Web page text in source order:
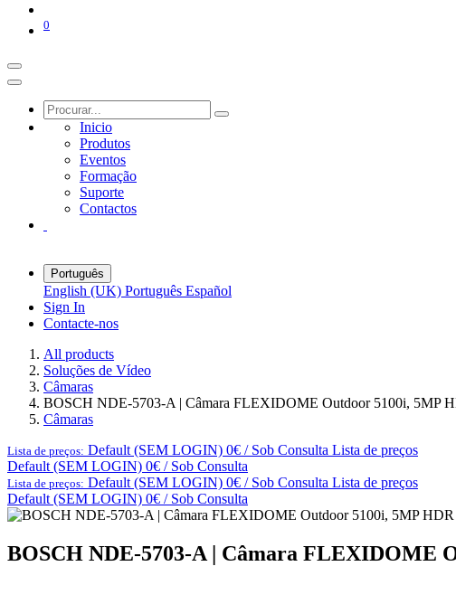
0
Inicio
Produtos
Eventos
Formação
Suporte
Contactos
Português
English (UK) Português Español
Sign In
Contacte-nos
All products
Soluções de Vídeo
Câmaras
BOSCH NDE-5703-A | Câmara FLEXIDOME Outdoor 5100i, 5MP
Câmaras
Lista de preços: Default (SEM LOGIN) 0€ / Sob Consulta Lista de preços
Default (SEM LOGIN) 0€ / Sob Consulta
Lista de preços: Default (SEM LOGIN) 0€ / Sob Consulta Lista de preços
Default (SEM LOGIN) 0€ / Sob Consulta
BOSCH NDE-5703-A | Câmara FLEXIDOME